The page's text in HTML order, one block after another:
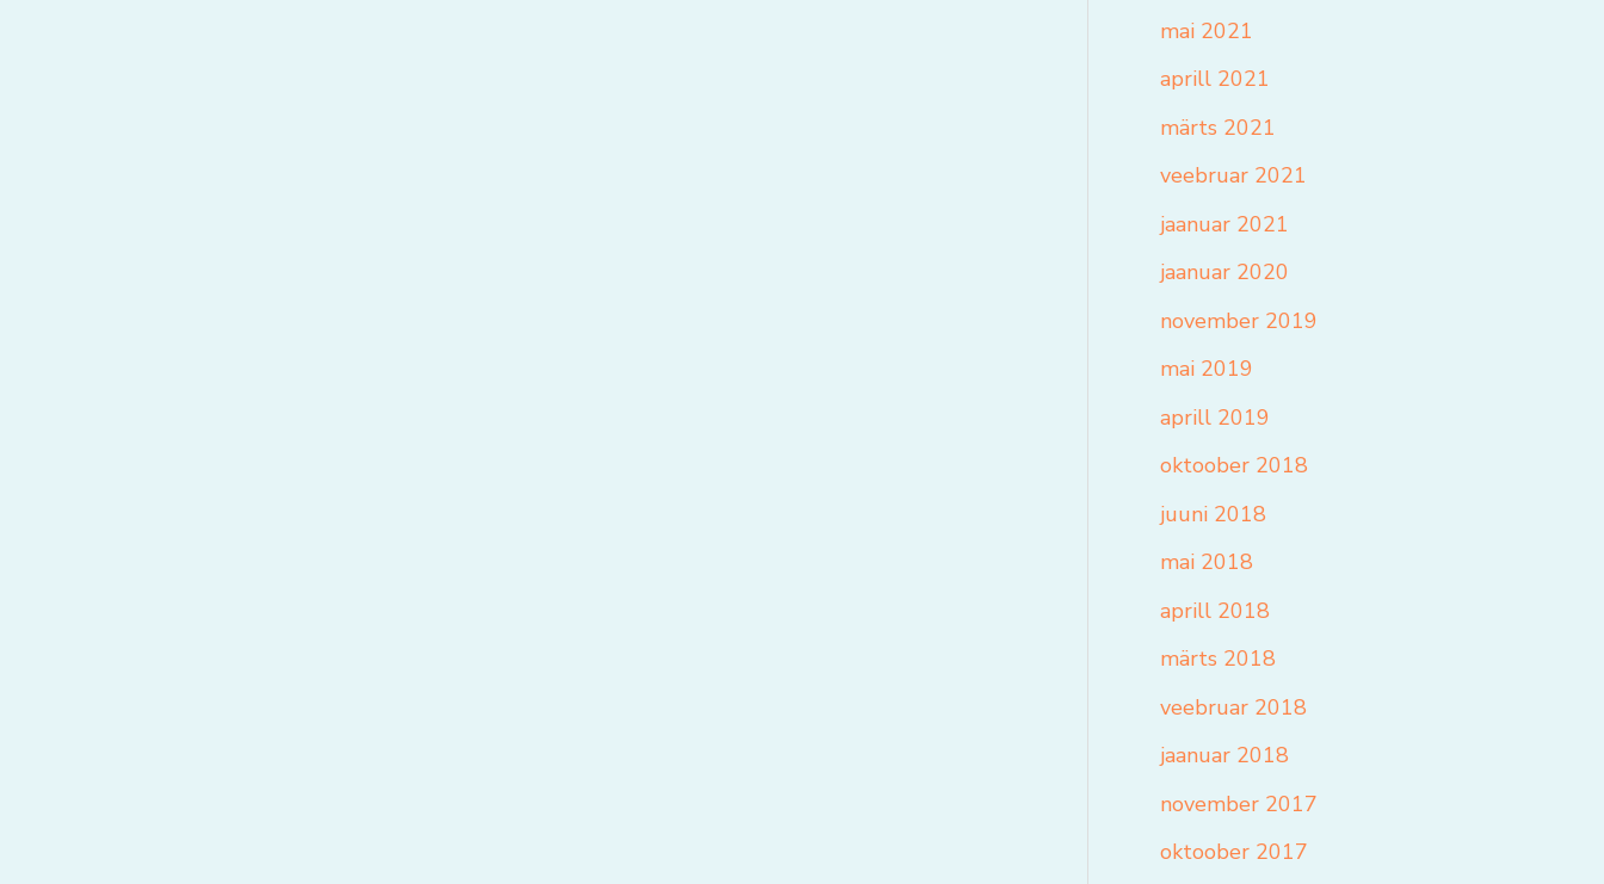
mai 2021
aprill 2021
märts 2021
veebruar 2021
jaanuar 2021
jaanuar 2020
november 2019
mai 2019
aprill 2019
oktoober 2018
juuni 2018
mai 2018
aprill 2018
märts 2018
veebruar 2018
jaanuar 2018
november 2017
oktoober 2017